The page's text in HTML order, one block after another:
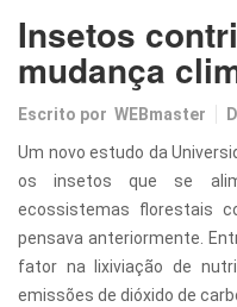
Insetos
mudança
Escrito por WEBmaster
Um novo estudo da
os insetos que se
ecossistemas florestais
pensava anteriormente.
fator na lixiviação de
emissões de dióxido de